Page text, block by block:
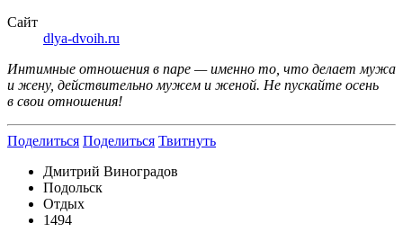
Сайт
dlya-dvoih.ru
Интимные отношения в паре — именно то, что делает мужа
и жену, действительно мужем и женой. Не пускайте осень
в свои отношения!
Поделиться Поделиться Твитнуть
Дмитрий Виноградов
Подольск
Отдых
1494